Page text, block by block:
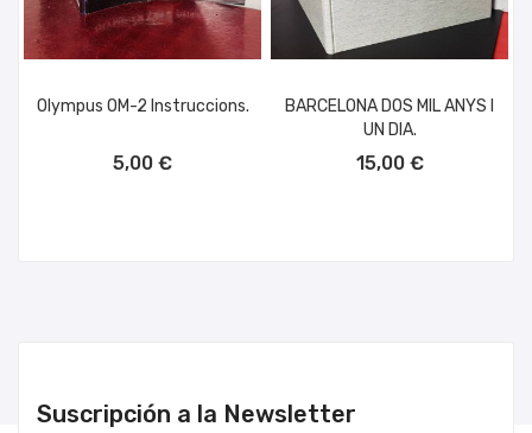
Olympus OM-2 Instruccions.
5,00 €
BARCELONA DOS MIL ANYS I
UN DIA.
15,00 €
Suscripción a la Newsletter